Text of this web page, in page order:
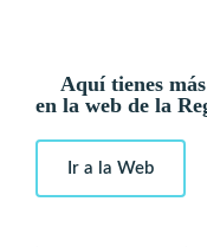
Aquí tienes
en la web de la
Ir a la Web